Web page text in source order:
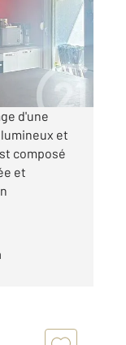
d'une
et
composé
et